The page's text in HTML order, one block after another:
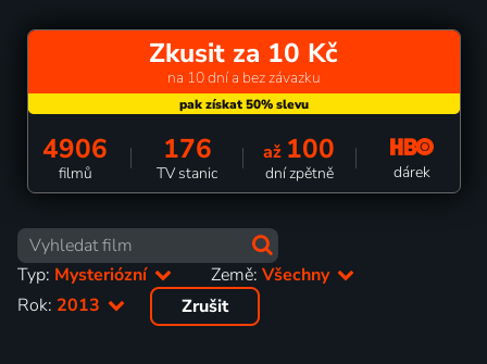
Zkusit za 10 Kč
na 10 dní a bez závazku
4906
filmů
176
TV stanic
až 100
dní zpětně dárek
Typ: Mysteriózní Země:Všechny
Rok: 2013 Zrušit